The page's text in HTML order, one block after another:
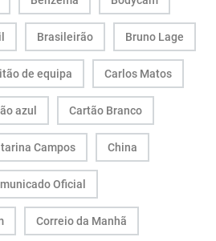
Brasileirão Bruno Lage
de equipa Carlos Matos
azul Cartão Branco
Campos China
Oficial
Correio da Manhã